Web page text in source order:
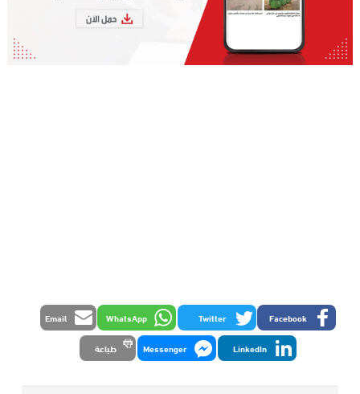
Facebook
Twitter
WhatsApp
Email
LinkedIn
Messenger طباعة